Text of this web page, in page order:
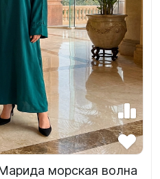
морская волна